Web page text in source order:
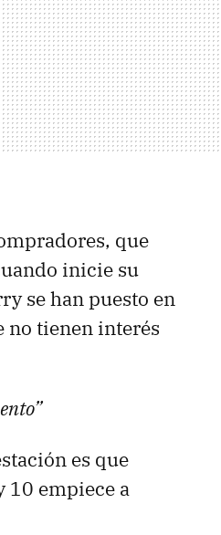
que
inicie su
se han puesto en
no tienen interés
es que
10 empiece a